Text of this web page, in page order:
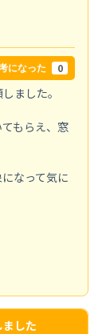
になった 0
ました。
もらえ、窓
なって気に
した